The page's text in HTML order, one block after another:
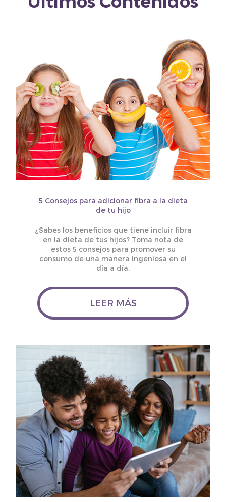
5 Consejos para adicionar fibra a la dieta
de tu hijo
¿Sabes los beneficios que tiene incluir fibra
en la dieta de tus hijos? Toma nota de
estos 5 consejos para promover su
consumo de una manera ingeniosa en el
día a día.
LEER MÁS